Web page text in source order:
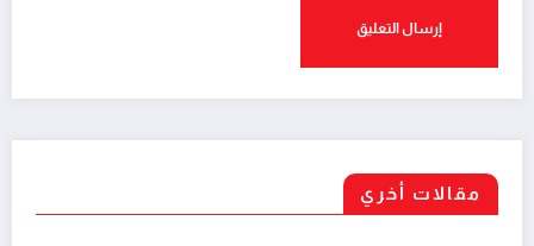
مقالات أخري